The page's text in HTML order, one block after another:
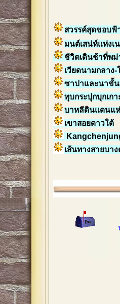
สวรรค์สุดขอบฟ้
มนต์เสน่ห์แห่งเ
ชีวิตเดินช้าที่พม่
เวียดนามกลาง-
ซาปาและนาขั้
ทุบกระปุกบุกเกา
บาหลีดินแดนแห่
เขาสอยดาวใต้
เส้นทางสายบา